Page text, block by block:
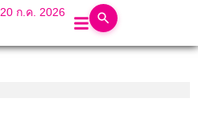
20 ก.ค. 2026